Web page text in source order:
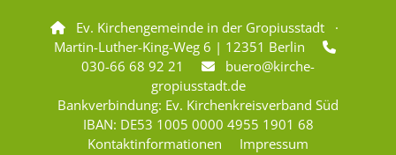

Ev. Kirchengemeinde in der Gropiusstadt ·
Martin-Luther-King-Weg 6 | 12351 Berlin

030-66 68 92 21 
buero@kirche-
gropiusstadt.de
Bankverbindung: Ev. Kirchenkreisverband Süd
IBAN: DE53 1005 0000 4955 1901 68
Kontaktinformationen
Impressum